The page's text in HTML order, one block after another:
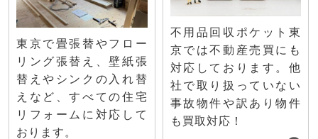
東京で畳張替やフロー
リング張替え、壁紙張
替えやシンクの入れ替
えなど、すべての住宅
リフォームに対応して
おります。
不用品回収ポケット東
京では不動産売買にも
対応しております。他
社で取り扱っていない
事故物件や訳あり物件
も買取対応！